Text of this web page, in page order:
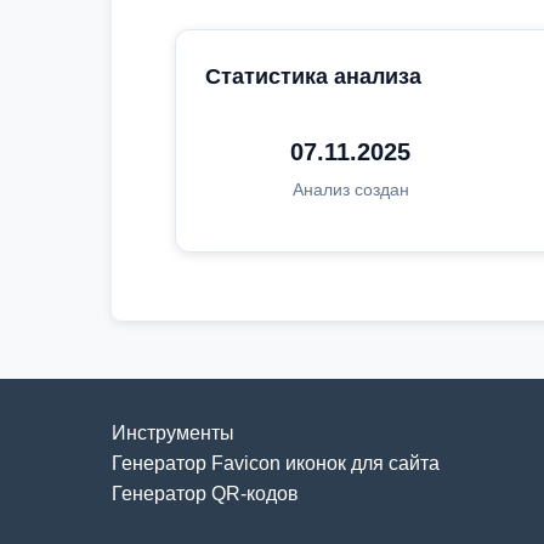
Статистика анализа
07.11.2025
Анализ создан
Инструменты
Генератор Favicon иконок для сайта
Генератор QR-кодов